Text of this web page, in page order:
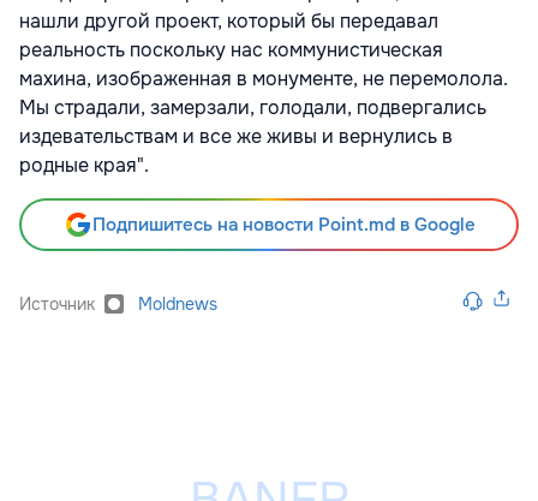
нашли другой проект, который бы передавал
реальность поскольку нас коммунистическая
махина, изображенная в монументе, не перемолола.
Мы страдали, замерзали, голодали, подвергались
издевательствам и все же живы и вернулись в
родные края".
Подпишитесь на новости Point.md в Google
Источник Moldnews